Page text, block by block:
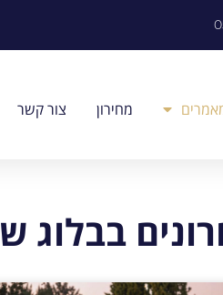
מחירון צור קשר
בבלוג